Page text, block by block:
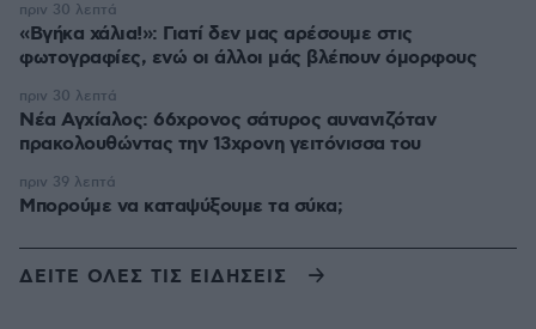
«Βγήκα χάλια!»: Γιατί δεν μας αρέσουμε στις
φωτογραφίες, ενώ οι άλλοι μάς βλέπουν όμορφους
πριν 30 λεπτά
Νέα Αγχίαλος: 66χρονος σάτυρος αυνανιζόταν
πρακολουθώντας την 13χρονη γειτόνισσα του
πριν 30 λεπτά
Μπορούμε να καταψύξουμε τα σύκα;
πριν 39 λεπτά
ΔΕΙΤΕ ΟΛΕΣ ΤΙΣ ΕΙΔΗΣΕΙΣ